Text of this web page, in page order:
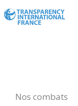
au
Nos combats